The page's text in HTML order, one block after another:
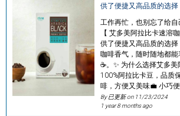
供了便捷又高品质的选择
工作再忙，也别忘了给
【 艾多美阿拉比卡速溶
供了便捷又高品质的选
咖啡香气，随时随地都
☕。✨ 为什么选择艾多
100%阿拉比卡豆，品质
啡，方便又美味💼 小巧便
By 已更新 on 11/23/2024
1 year 8 months ago